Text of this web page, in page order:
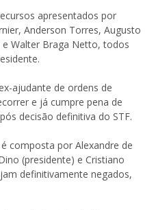
apresentados por
Anderson Torres, Augusto
Walter Braga Netto, todos
ajudante de ordens de
e já cumpre pena de
decisão definitiva do STF.
composta por Alexandre de
(presidente) e Cristiano
definitivamente negados,